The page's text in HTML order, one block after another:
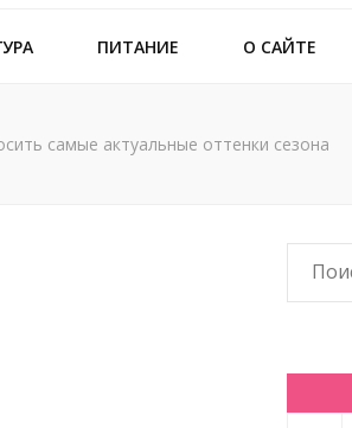
ПИТАНИЕ О САЙТЕ
самые актуальные оттенки сезона